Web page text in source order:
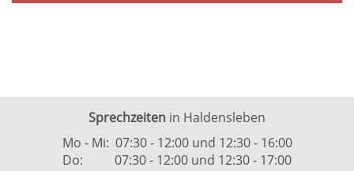
Sprechzeiten in Haldensleben
Mo - Mi: 07:30 - 12:00 und 12:30 - 16:00
Do: 07:30 - 12:00 und 12:30 - 17:00